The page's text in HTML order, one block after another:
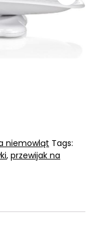
niemowląt Tags:
, przewijak na